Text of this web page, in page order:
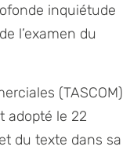
inquiétude
l’examen du
(TASCOM)
adopté le 22
du texte dans sa